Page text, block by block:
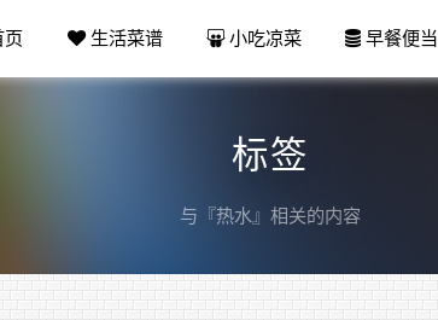
生活菜谱 小吃凉菜 早餐便当
标签
与『热水』相关的内容